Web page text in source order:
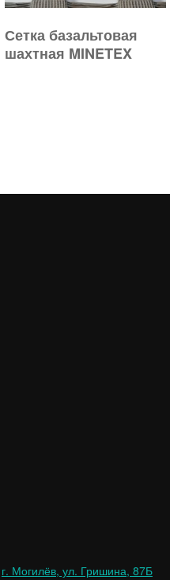
Сетка базальтовая
шахтная MINETEX
г. Могилёв, ул. Гришина, 87Б